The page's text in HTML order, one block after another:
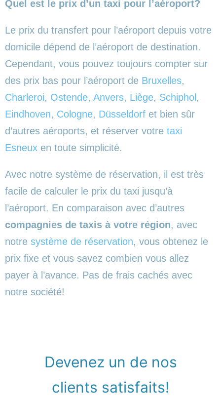
Quel est le prix d’un taxi pour l’aéroport?
Le prix du transfert pour l’aéroport depuis votre
domicile dépend de l’aéroport de destination.
Cependant, vous pouvez toujours compter sur
des prix bas pour l’aéroport de Bruxelles,
Charleroi, Ostende, Anvers, Liège, Schiphol ,
Eindhoven, Cologne, Düsseldorf et bien sûr
d’autres aéroports, et réserver votre taxi
Esneux en toute simplicité.
Avec notre système de réservation, il est très
facile de calculer le prix du taxi jusqu’à
l’aéroport. En comparaison avec d’autres
compagnies de taxis à votre région, avec
notre système de réservation, vous obtenez le
prix fixe et vous savez combien vous allez
payer à l’avance. Pas de frais cachés avec
notre société!
Devenez un de nos
clients satisfaits!